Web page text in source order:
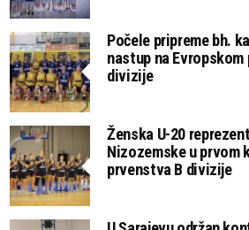
Počele pripreme bh.
nastup na Evropskom
divizije
Ženska U-20
Nizozemske u prvom
prvenstva B divizije